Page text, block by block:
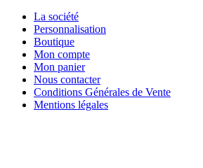
La société
Personnalisation
Boutique
Mon compte
Mon panier
Nous contacter
Conditions Générales de Vente
Mentions légales